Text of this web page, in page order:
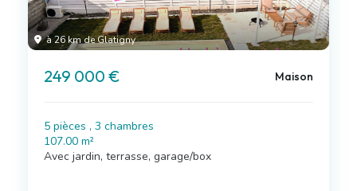
à 26 km de Glatigny
249 000 € Maison
5 pièces , 3 chambres
107.00 m²
Avec jardin, terrasse, garage/box